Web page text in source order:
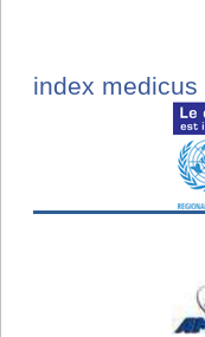
index medicus